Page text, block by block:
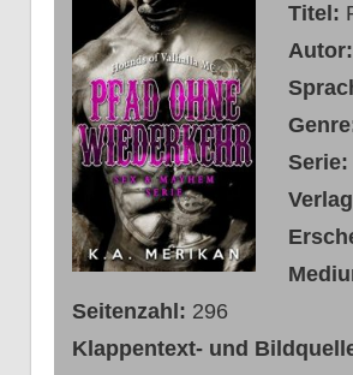
Titel:
Autor:
Serie:
Seitenzahl: 296
Klappentext- und